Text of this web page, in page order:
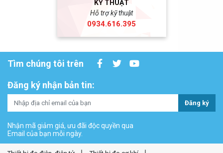
KỸ THUẬT
Hỗ trợ kỹ thuật
0934.616.395
Tìm chúng tôi trên
Đăng ký nhận bản tin:
Đăng ký
Nhận mã giảm giá, ưu đãi độc quyền qua
Email của bạn mỗi ngày.